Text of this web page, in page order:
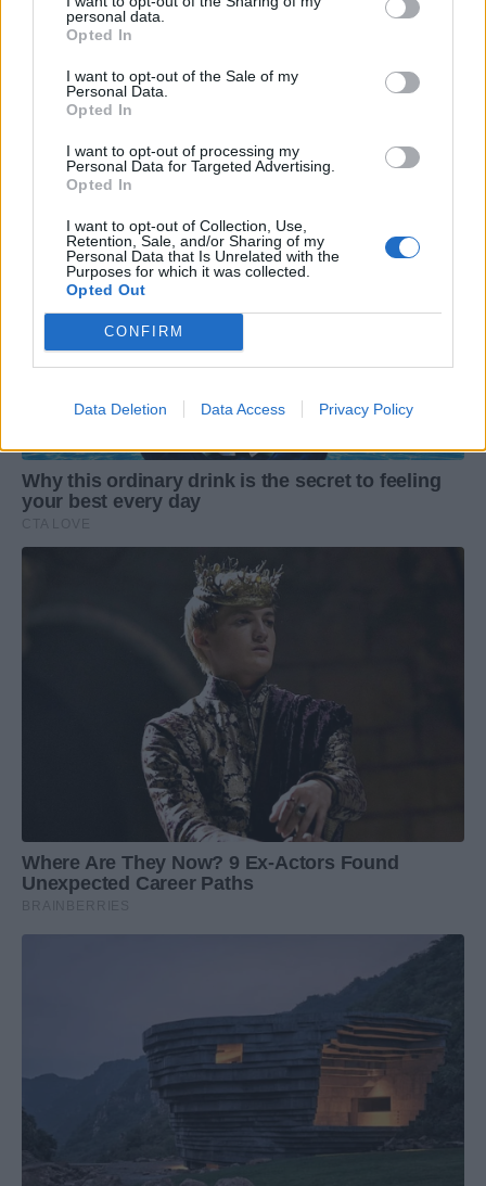
personal data.
Opted In
I want to opt-out of the Sale of my
Personal Data.
Opted In
I want to opt-out of processing my
Personal Data for Targeted Advertising.
Opted In
I want to opt-out of Collection, Use,
Retention, Sale, and/or Sharing of my
Personal Data that Is Unrelated with the
Purposes for which it was collected.
Opted Out
CONFIRM
Data Deletion Data Access Privacy Policy